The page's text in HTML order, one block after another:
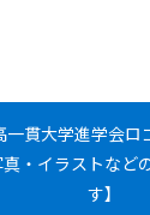
貫大学進学会ロ
真・イラストなど
す】